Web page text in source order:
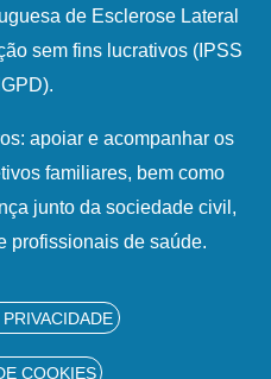
de Esclerose Lateral
sem fins lucrativos (IPSS
apoiar e acompanhar os
familiares, bem como
junto da sociedade civil,
profissionais de saúde.
COOKIES